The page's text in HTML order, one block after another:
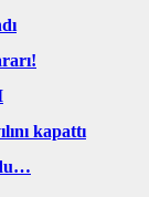
kapattı